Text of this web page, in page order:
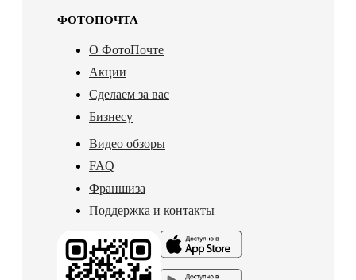
ФОТОПОЧТА
О ФотоПочте
Акции
Сделаем за вас
Бизнесу
Видео обзоры
FAQ
Франшиза
Поддержка и контакты